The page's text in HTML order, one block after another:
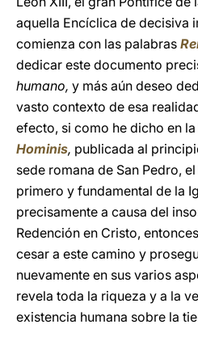
aquella Encíclica de decisiva
comienza con las palabras
dedicar este documento
humano, y más aún deseo
vasto contexto de esa
efecto, si como he dicho en
Hominis, publicada al
sede romana de San Pedro,
primero y fundamental de la
precisamente a causa del
Redención en Cristo,
cesar a este camino y
nuevamente en sus varios
revela toda la riqueza y a la
existencia humana sobre la